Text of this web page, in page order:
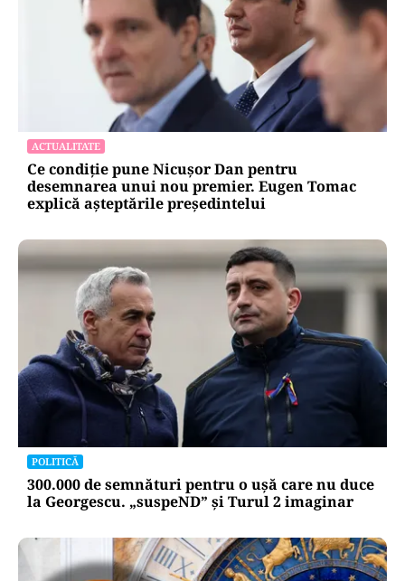
ACTUALITATE
Ce condiție pune Nicușor Dan pentru
desemnarea unui nou premier. Eugen Tomac
explică așteptările președintelui
POLITICĂ
300.000 de semnături pentru o ușă care nu duce
la Georgescu. „suspeND” și Turul 2 imaginar